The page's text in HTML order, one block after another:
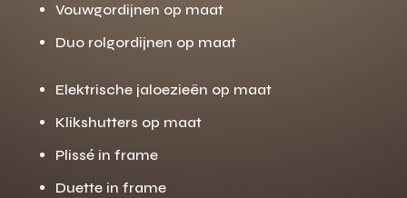
Vouwgordijnen op maat
Duo rolgordijnen op maat
Elektrische jaloezieën op maat
Klikshutters op maat
Plissé in frame
Duette in frame